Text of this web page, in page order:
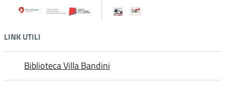
LINK UTILI
Biblioteca Villa Bandini